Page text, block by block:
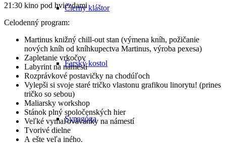
Čierny kláštor
Farský kostol
Synagóga
21:30 kino pod hviezdami
Celodenný program:
Martinus knižný chill-out stan (výmena kníh, požičanie
nových kníh od kníhkupectva Martinus, výroba pexesa)
Zapletanie vrkočov
Labyrint na námestí
Rozprávkové postavičky na chodúľoch
Vylepši si svoje staré tričko vlastonu grafikou linorytu! (prines
tričko so sebou)
Maliarsky workshop
Stánok plný spoločenských hier
Veľké vymaľovávanky na námestí
Tvorivé dielne
A ešte veľa iného.